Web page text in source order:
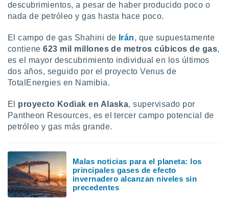
descubrimientos, a pesar de haber producido poco o
nada de petróleo y gas hasta hace poco.
El campo de gas Shahini de Irán, que supuestamente
contiene623 mil millones de metros cúbicos de gas,
es el mayor descubrimiento individual en los últimos
dos años, seguido por el proyecto Venus de
TotalEnergies en Namibia.
El proyecto Kodiak en Alaska, supervisado por
Pantheon Resources, es el tercer campo potencial de
petróleo y gas más grande.
Malas noticias para el planeta: los
principales gases de efecto
invernadero alcanzan niveles sin
precedentes